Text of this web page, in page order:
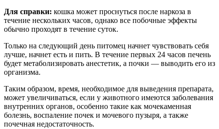
Для справки: кошка может проснуться после наркоза в
течение нескольких часов, однако все побочные эффекты
обычно проходят в течение суток.
Только на следующий день питомец начнет чувствовать себя
лучше, начнет есть и пить. В течение первых 24 часов печень
будет метаболизировать анестетик, а почки — выводить его из
организма.
Таким образом, время, необходимое для выведения препарата,
может увеличиваться, если у животного имеются заболевания
внутренних органов, особенно такие как мочекаменная
болезнь, воспаление почек и мочевого пузыря, а также
почечная недостаточность.